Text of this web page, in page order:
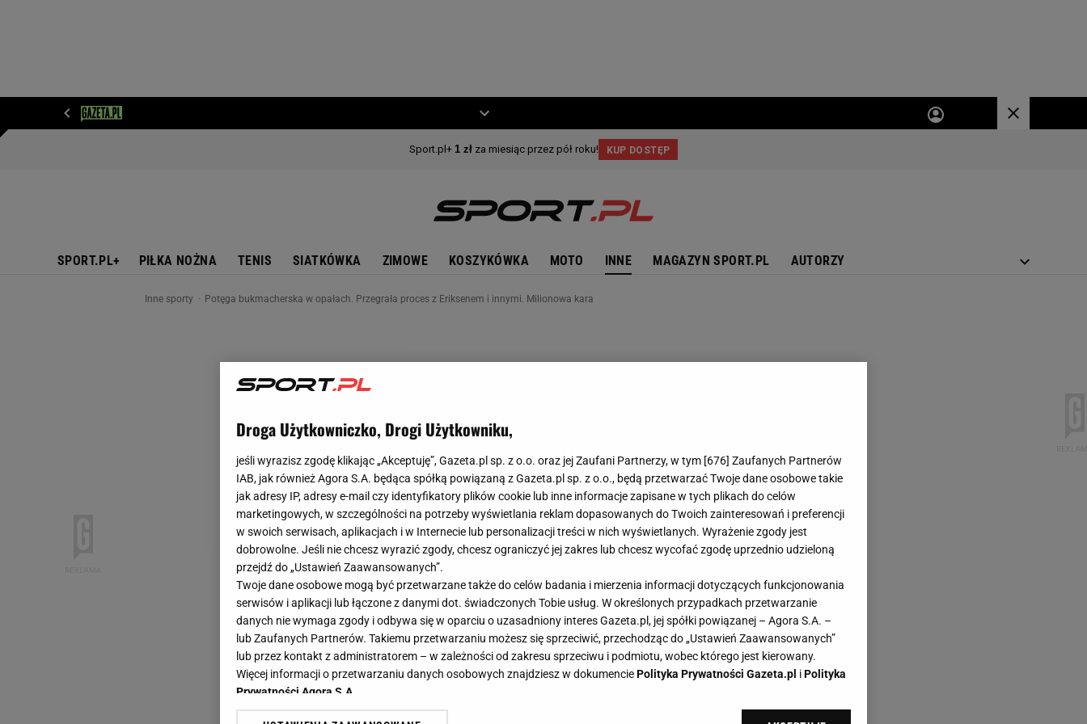
SPORT.PL+ PIŁKA NOŻNA TENIS SIATKÓWKA ZIMOWE KOSZYKÓWKA MOTO INNE MAGAZYN SPORT.PL AUTORZY
Inne sporty Potęga bukmacherska w opałach. Przegrała proces z Eriksenem i innymi. Milionowa kara
Droga Użytkowniczko, Drogi Użytkowniku,
jeśli wyrazisz zgodę klikając „Akceptuję”, Gazeta.pl sp. z o.o. oraz jej Zaufani Partnerzy, w tym [676] Zaufanych Partnerów
IAB, jak również Agora S.A. będąca spółką powiązaną z Gazeta.pl sp. z o.o., będą przetwarzać Twoje dane osobowe takie
jak adresy IP, adresy e-mail czy identyfikatory plików cookie lub inne informacje zapisane w tych plikach do celów
marketingowych, w szczególności na potrzeby wyświetlania reklam dopasowanych do Twoich zainteresowań i preferencji
w swoich serwisach, aplikacjach i w Internecie lub personalizacji treści w nich wyświetlanych. Wyrażenie zgody jest
dobrowolne. Jeśli nie chcesz wyrazić zgody, chcesz ograniczyć jej zakres lub chcesz wycofać zgodę uprzednio udzieloną
przejdź do „Ustawień Zaawansowanych”.
Twoje dane osobowe mogą być przetwarzane także do celów badania i mierzenia informacji dotyczących funkcjonowania
serwisów i aplikacji lub łączone z danymi dot. świadczonych Tobie usług. W określonych przypadkach przetwarzanie
danych nie wymaga zgody i odbywa się w oparciu o uzasadniony interes Gazeta.pl, jej spółki powiązanej – Agora S.A. –
lub Zaufanych Partnerów. Takiemu przetwarzaniu możesz się sprzeciwić, przechodząc do „Ustawień Zaawansowanych”
lub przez kontakt z administratorem – w zależności od zakresu sprzeciwu i podmiotu, wobec którego jest kierowany.
Więcej informacji o przetwarzaniu danych osobowych znajdziesz w dokumenciePolityka Prywatności Gazeta.pl iPolityka
Prywatności Agora S.A.